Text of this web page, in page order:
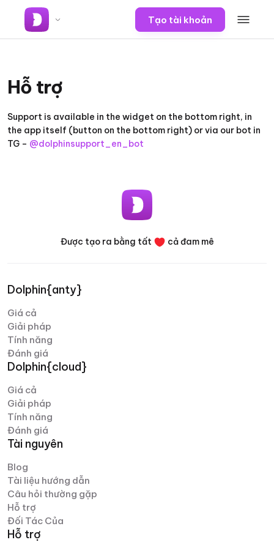
Tạo tài khoản
Hỗ trợ
Support is available in the widget on the bottom right, in
the app itself (button on the bottom right) or via our bot in
TG – @dolphinsupport_en_bot
Được tạo ra bằng tất cả đam mê
Dolphin{anty}
Giá cả
Giải pháp
Tính năng
Đánh giá
Dolphin{cloud}
Giá cả
Giải pháp
Tính năng
Đánh giá
Tài nguyên
Blog
Tài liệu hướng dẫn
Câu hỏi thường gặp
Hỗ trợ
Đối Tác Của
Hỗ trợ